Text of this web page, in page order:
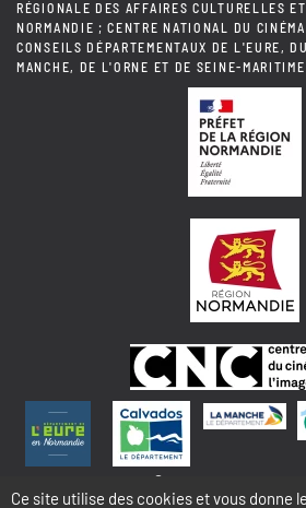
RÉGIONALE DES AFFAIRES CULTURELLES
NORMANDIE ; CENTRE NATIONAL DU
CONSEILS DÉPARTEMENTAUX DE L'EURE,
MANCHE, DE L'ORNE ET DE SEINE-MARITIME.
© 2018 NORMANDIE
Ce site utilise des cookies et vous donne